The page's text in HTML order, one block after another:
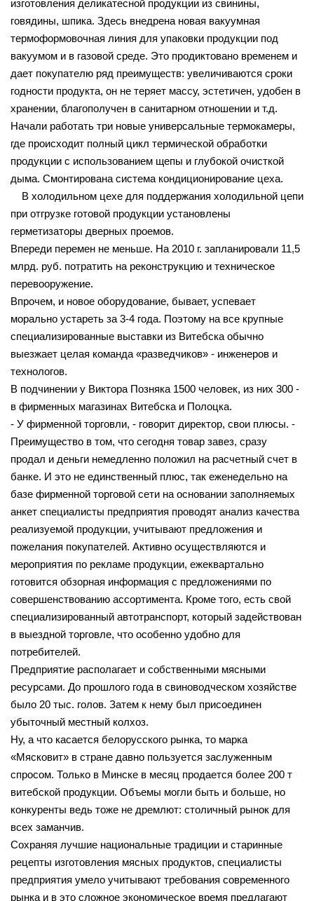
изготовления деликатесной продукции из свинины,
говядины, шпика. Здесь внедрена новая вакуумная
термоформовочная линия для упаковки продукции под
вакуумом и в газовой среде. Это продиктовано временем и
дает покупателю ряд преимуществ: увеличиваются сроки
годности продукта, он не теряет массу, эстетичен, удобен в
хранении, благополучен в санитарном отношении и т.д.
Начали работать три новые универсальные термокамеры,
где происходит полный цикл термической обработки
продукции с использованием щепы и глубокой очисткой
дыма. Смонтирована система кондиционирование цеха.
В холодильном цехе для поддержания холодильной цепи
при отгрузке готовой продукции установлены
герметизаторы дверных проемов.
Впереди перемен не меньше. На 2010 г. запланировали 11,5
млрд. руб. потратить на реконструкцию и техническое
перевооружение.
Впрочем, и новое оборудование, бывает, успевает
морально устареть за 3-4 года. Поэтому на все крупные
специализированные выставки из Витебска обычно
выезжает целая команда «разведчиков» - инженеров и
технологов.
В подчинении у Виктора Позняка 1500 человек, из них 300 -
в фирменных магазинах Витебска и Полоцка.
- У фирменной торговли, - говорит директор, свои плюсы. -
Преимущество в том, что сегодня товар завез, сразу
продал и деньги немедленно положил на расчетный счет в
банке. И это не единственный плюс, так еженедельно на
базе фирменной торговой сети на основании заполняемых
анкет специалисты предприятия проводят анализ качества
реализуемой продукции, учитывают предложения и
пожелания покупателей. Активно осуществляются и
мероприятия по рекламе продукции, ежеквартально
готовится обзорная информация с предложениями по
совершенствованию ассортимента. Кроме того, есть свой
специализированный автотранспорт, который задействован
в выездной торговле, что особенно удобно для
потребителей.
Предприятие располагает и собственными мясными
ресурсами. До прошлого года в свиноводческом хозяйстве
было 20 тыс. голов. Затем к нему был присоединен
убыточный местный колхоз.
Ну, а что касается белорусского рынка, то марка
«Мясковит» в стране давно пользуется заслуженным
спросом. Только в Минске в месяц продается более 200 т
витебской продукции. Объемы могли быть и больше, но
конкуренты ведь тоже не дремлют: столичный рынок для
всех заманчив.
Сохраняя лучшие национальные традиции и старинные
рецепты изготовления мясных продуктов, специалисты
предприятия умело учитывают требования современного
рынка и в это сложное экономическое время предлагают